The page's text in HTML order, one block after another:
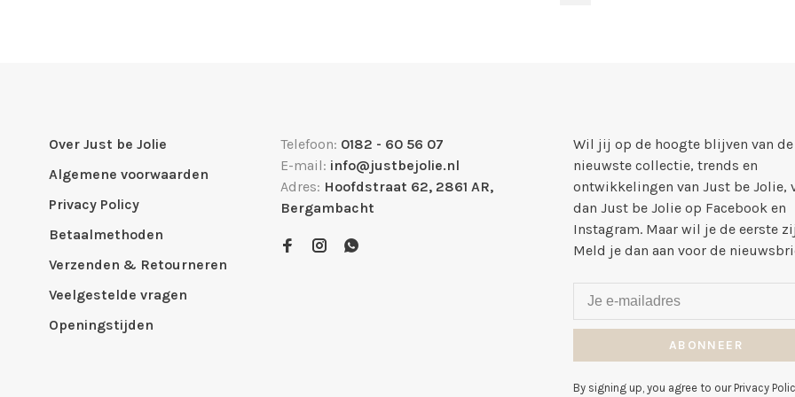
Over Just be Jolie
Algemene voorwaarden
Privacy Policy
Betaalmethoden
Verzenden & Retourneren
Veelgestelde vragen
Openingstijden
Telefoon: 0182 - 60 56 07
E-mail: info@justbejolie.nl
Adres: Hoofdstraat 62, 2861 AR,
Bergambacht
Wil jij op de hoogte blijven van de
nieuwste collectie, trends en
ontwikkelingen van Just be Jolie,
dan Just be Jolie op Facebook en
Instagram. Maar wil je de eerste
Meld je dan aan voor de
ABONNEER
By signing up, you agree to our Privacy